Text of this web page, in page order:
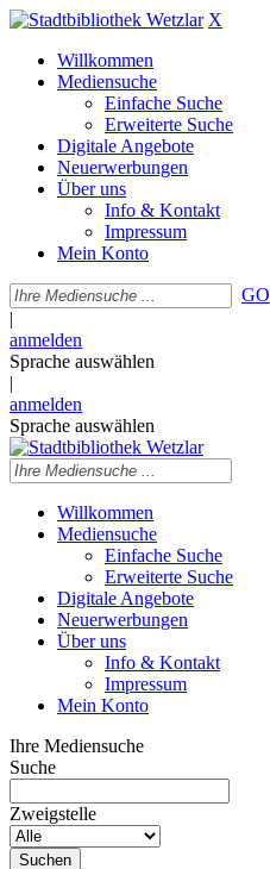
X
Willkommen
Mediensuche
Einfache Suche
Erweiterte Suche
Digitale Angebote
Neuerwerbungen
Über uns
Info & Kontakt
Impressum
Mein Konto
GO
|
anmelden
Sprache auswählen
|
anmelden
Sprache auswählen
Willkommen
Mediensuche
Einfache Suche
Erweiterte Suche
Digitale Angebote
Neuerwerbungen
Über uns
Info & Kontakt
Impressum
Mein Konto
Ihre Mediensuche
Suche
Zweigstelle